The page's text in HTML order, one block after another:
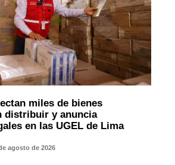
miles de bienes
distribuir y anuncia
en las UGEL de Lima
agosto de 2026